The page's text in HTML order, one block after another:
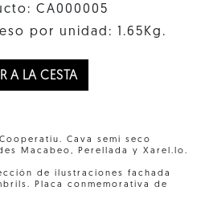
CA000005
por unidad: 1.65Kg.
A LA CESTA
Cava semi seco
Macabeo, Perellada y Xarel.lo.
de ilustraciones fachada
Placa conmemorativa de